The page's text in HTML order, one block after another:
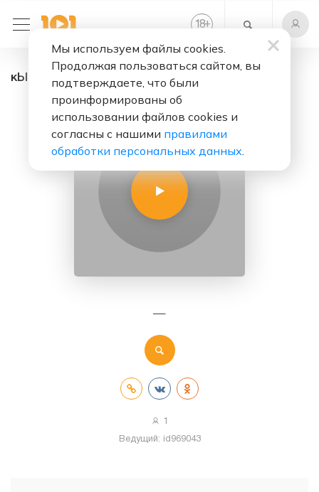
18+
кЫно - радио онлайн. Слушать бесплатно
—
1
Ведущий: id969043
Мы используем файлы cookies.
Продолжая пользоваться сайтом, вы
подтверждаете, что были
проинформированы об
использовании файлов cookies и
согласны с нашими правилами
обработки персональных данных.